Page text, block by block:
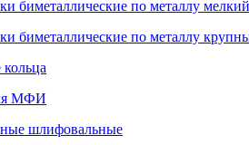
биметаллические по металлу
биметаллические по металлу
МФИ
шлифовальные